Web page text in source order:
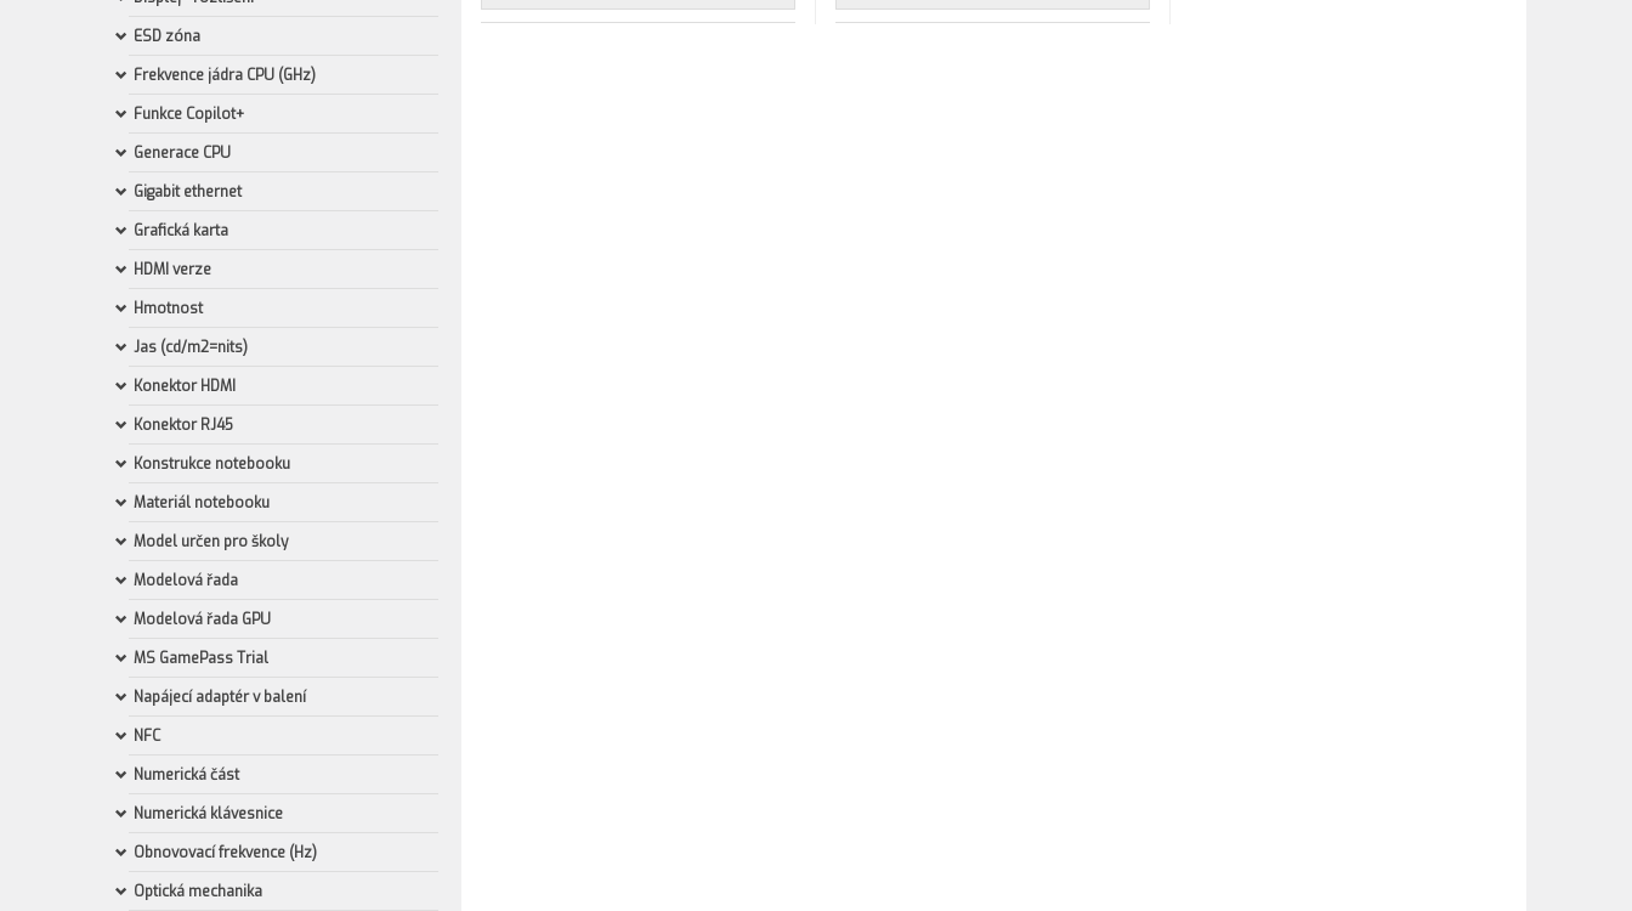
ESD zóna
Frekvence jádra CPU (GHz)
Funkce Copilot+
Generace CPU
Gigabit ethernet
Grafická karta
HDMI verze
Hmotnost
Jas (cd/m2=nits)
Konektor HDMI
Konektor RJ45
Konstrukce notebooku
Materiál notebooku
Model určen pro školy
Modelová řada
Modelová řada GPU
MS GamePass Trial
Napájecí adaptér v balení
NFC
Numerická část
Numerická klávesnice
Obnovovací frekvence (Hz)
Optická mechanika